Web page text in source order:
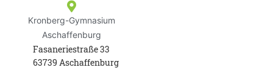
Kronberg-Gymnasium
Aschaffenburg
Fasaneriestraße 33
63739 Aschaffenburg